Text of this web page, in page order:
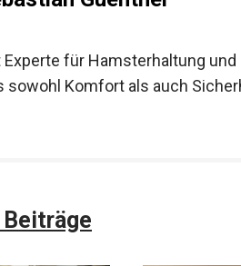
Experte für Hamsterhaltung
sowohl Komfort als auch